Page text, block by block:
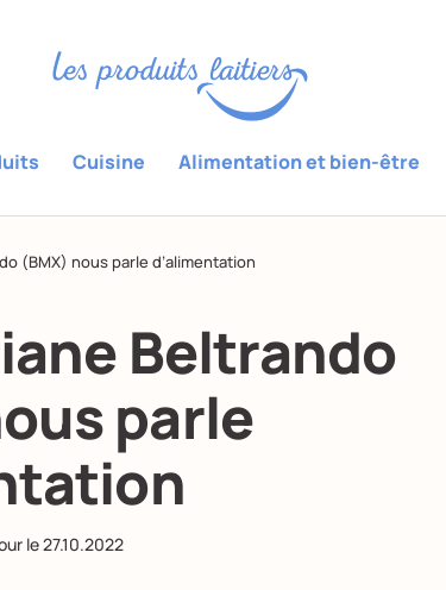
Cuisine Alimentation et bien-être
(BMX) nous parle d’alimentation
Beltrando
parle
le27.10.2022